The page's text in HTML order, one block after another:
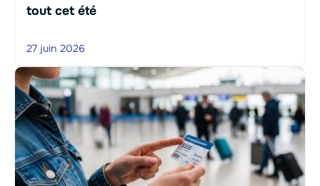
tout cet été
27 juin 2026